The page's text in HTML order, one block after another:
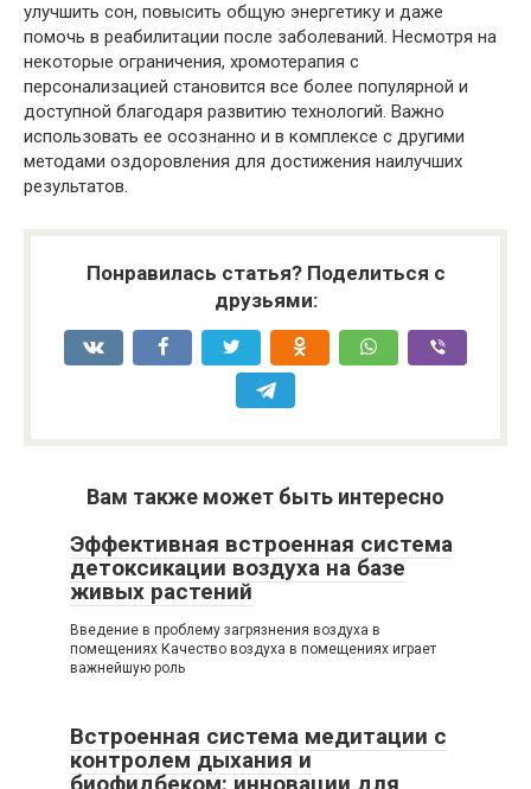
улучшить сон, повысить общую энергетику и даже
помочь в реабилитации после заболеваний. Несмотря на
некоторые ограничения, хромотерапия с
персонализацией становится все более популярной и
доступной благодаря развитию технологий. Важно
использовать ее осознанно и в комплексе с другими
методами оздоровления для достижения наилучших
результатов.
Понравилась статья? Поделиться с
друзьями:
Вам также может быть интересно
Эффективная встроенная система
детоксикации воздуха на базе
живых растений
Введение в проблему загрязнения воздуха в
помещениях Качество воздуха в помещениях играет
важнейшую роль
Встроенная система медитации с
контролем дыхания и